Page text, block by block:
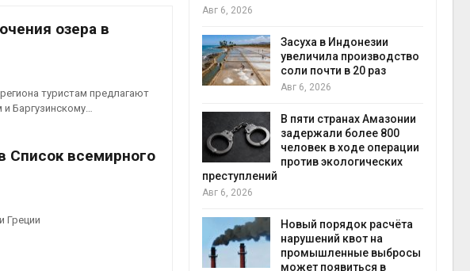
озера в
туристам предлагают
Баргузинскому…
Список всемирного
Греции
увеличила производство
человек в ходе операции
против экологических
промышленные выбросы
стоимость установки
солнечных панелей для
бизнеса
Авг 6, 2026
Москвариум отметит 11-
летие трёхдневным
фестивалем
Авг 5, 2026
проверяют по статье о
терроризме
Авг 5, 2026